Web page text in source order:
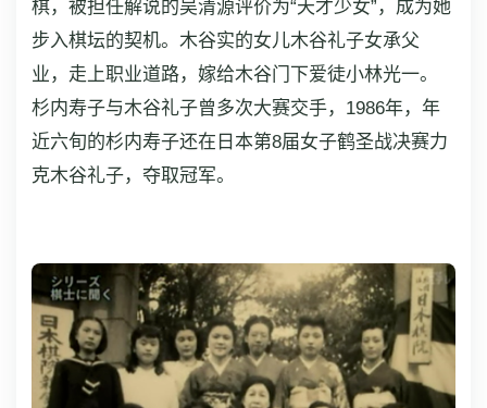
棋，被担任解说的吴清源评价为“天才少女”，成为她
步入棋坛的契机。木谷实的女儿木谷礼子女承父
业，走上职业道路，嫁给木谷门下爱徒小林光一。
杉内寿子与木谷礼子曾多次大赛交手，1986年，年
近六旬的杉内寿子还在日本第8届女子鹤圣战决赛力
克木谷礼子，夺取冠军。